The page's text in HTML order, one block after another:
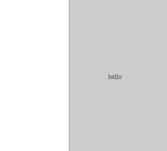
hello